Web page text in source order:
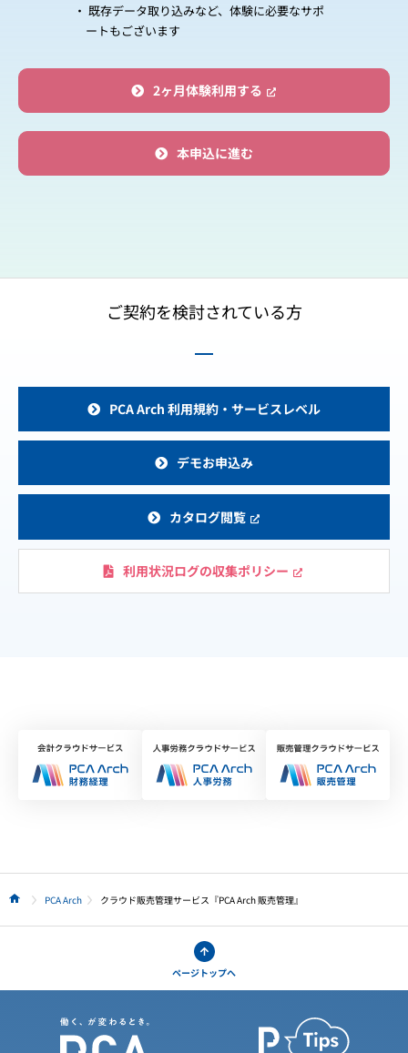
既存データ取り込みなど、体験に必要なサポ
ートもございます
2ヶ月体験利用する
本申込に進む
ご契約を検討されている方
PCA Arch 利用規約・サービスレベル
デモお申込み
カタログ閲覧
利用状況ログの収集ポリシー
HOME PCA Arch クラウド販売管理サービス『PCA Arch 販売管理』
ページトップへ